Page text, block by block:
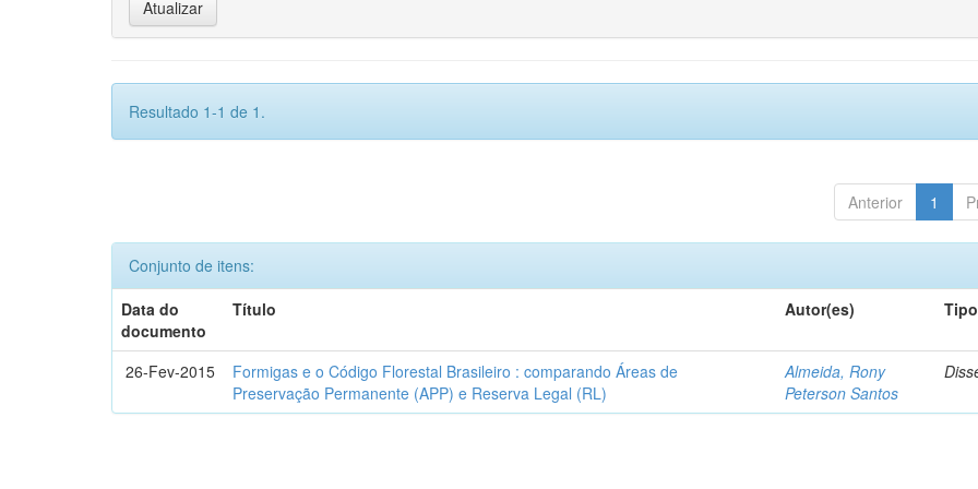
Resultado 1-1 de 1.
Anterior 1
Conjunto de itens:
Data do
documento
Título Autor(es) Tipo
26-Fev-2015
Formigas e o Código Florestal Brasileiro : comparando Áreas de
Preservação Permanente (APP) e Reserva Legal (RL)
Almeida, Rony
Peterson Santos